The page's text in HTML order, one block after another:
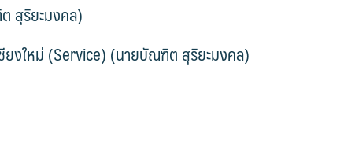
สุริยะมงคล)
งใหม่ (Service) (นายบัณฑิต สุริยะมงคล)